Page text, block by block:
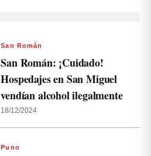
San Román
San Román: ¡Cuidado!
Hospedajes en San Miguel
vendían alcohol ilegalmente
18/12/2024
Puno